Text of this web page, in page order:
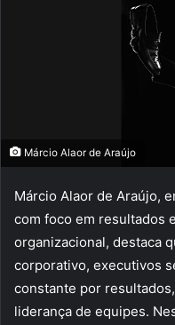
Márcio Alaor de Araújo
Márcio Alaor de Araújo,
com foco em resultados
organizacional, destaca
corporativo, executivos
constante por
liderança de equipes.